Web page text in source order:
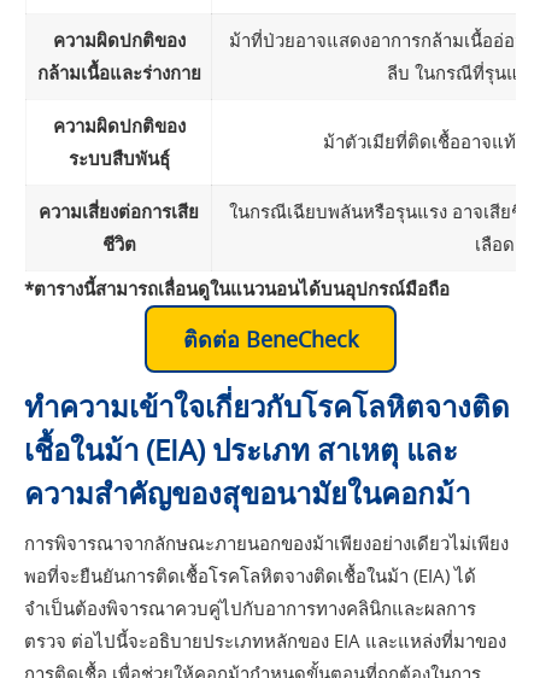
ความผิดปกติของ
กล้ามเนื้อและร่างกาย
ม้าที่ป่วยอาจแสดงอาการกล้ามเนื้ออ่อน
ลีบ ในกรณีที่รุนแร
ความผิดปกติของ
ระบบสืบพันธุ์
ม้าตัวเมียที่ติดเชื้ออาจแท้ง
ความเสี่ยงต่อการเสีย
ชีวิต
ในกรณีเฉียบพลันหรือรุนแรง อาจเสียชี
เลือดอ
*ตารางนี้สามารถเลื่อนดูในแนวนอนได้บนอุปกรณ์มือถือ
ติดต่อ BeneCheck
ทำความเข้าใจเกี่ยวกับโรคโลหิตจางติด
เชื้อในม้า (EIA) ประเภท สาเหตุ และ
ความสำคัญของสุขอนามัยในคอกม้า
การพิจารณาจากลักษณะภายนอกของม้าเพียงอย่างเดียวไม่เพียง
พอที่จะยืนยันการติดเชื้อโรคโลหิตจางติดเชื้อในม้า (EIA) ได้
จำเป็นต้องพิจารณาควบคู่ไปกับอาการทางคลินิกและผลการ
ตรวจ ต่อไปนี้จะอธิบายประเภทหลักของ EIA และแหล่งที่มาของ
การติดเชื้อ เพื่อช่วยให้คอกม้ากำหนดขั้นตอนที่ถูกต้องในการ